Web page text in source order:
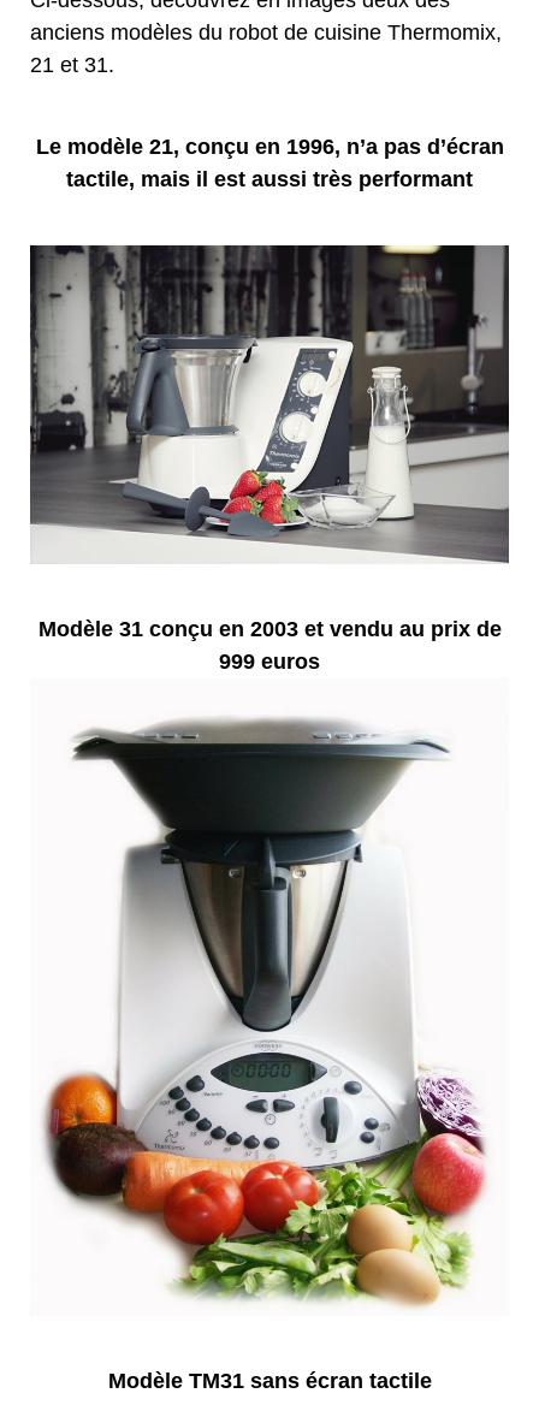
anciens modèles du robot de cuisine Thermomix,
21 et 31.
Le modèle 21, conçu en 1996, n’a pas d’écran
tactile, mais il est aussi très performant
Modèle 31 conçu en 2003 et vendu au prix de
999 euros
Modèle TM31 sans écran tactile